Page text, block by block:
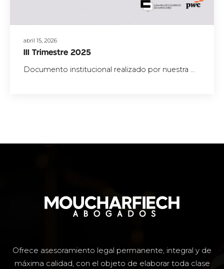
abril 15, 2026
III Trimestre 2025
Documento institucional realizado por nuestra ...
Ofrece asesoramiento legal permanente, integral y de
máxima calidad, con el objeto de elaborar toda clase